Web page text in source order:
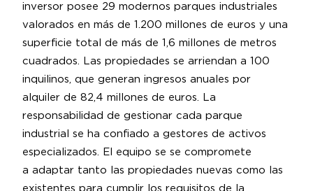
inversor posee 29 modernos parques industriales
valorados en más de 1.200 millones de euros y una
superficie total de más de 1,6 millones de metros
cuadrados. Las propiedades se arriendan a 100
inquilinos, que generan ingresos anuales por
alquiler de 82,4 millones de euros. La
responsabilidad de gestionar cada parque
industrial se ha confiado a gestores de activos
especializados. El equipo se se compromete
a adaptar tanto las propiedades nuevas como las
existentes para cumplir los requisitos de la